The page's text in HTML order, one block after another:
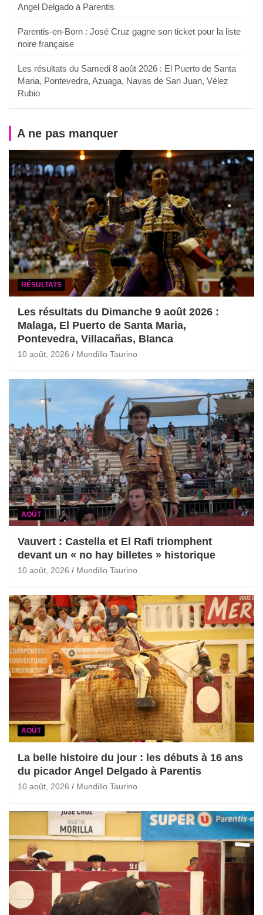
Angel Delgado à Parentis
Parentis-en-Born : José Cruz gagne son ticket pour la liste
noire française
Les résultats du Samedi 8 août 2026 : El Puerto de Santa
Maria, Pontevedra, Azuaga, Navas de San Juan, Vélez
Rubio
A ne pas manquer
RÉSULTATS
Les résultats du Dimanche 9 août 2026 :
Malaga, El Puerto de Santa Maria,
Pontevedra, Villacañas, Blanca
10 août, 2026 Mundillo Taurino
AOÛT
Vauvert : Castella et El Rafi triomphent
devant un « no hay billetes » historique
10 août, 2026 Mundillo Taurino
AOÛT
La belle histoire du jour : les débuts à 16 ans
du picador Angel Delgado à Parentis
10 août, 2026 Mundillo Taurino